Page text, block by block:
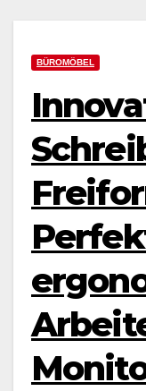
BÜROMÖBEL